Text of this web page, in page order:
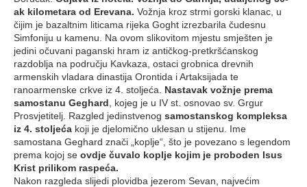
ak kilometara od Erevana. Vožnja kroz strmi gorski klanac, u
čijim je bazaltnim liticama rijeka Goght izrezbarila čudesnu
Simfoniju u kamenu. Na ovom slikovitom mjestu smješten je
jedini očuvani paganski hram iz antičkog-pretkršćanskog
razdoblja na području Kavkaza, ostaci grobnica drevnih
armenskih vladara dinastija Orontida i Artaksijada te
ranoarmenske crkve iz 4. stoljeća. Nastavak vožnje prema
samostanu Geghard , kojeg je u IV st. osnovao sv. Grgur
Prosvjetitelj. Razgled jedinstvenog samostanskog kompleksa
iz 4. stoljeća koji je djelomično uklesan u stijenu. Ime
samostana Geghard znači „koplje“, što je povezano s legendom
prema kojoj se ovdje čuvalo koplje kojim je proboden Isus
Krist prilikom raspeća.
Nakon razgleda slijedi plovidba jezerom Sevan, najvećim